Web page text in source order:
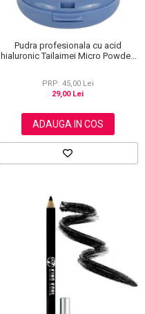
Pudra profesionala cu acid
hialuronic Tailaimei Micro Powder,
PRP: 45,00 Lei
29,00 Lei
ADAUGA IN COS